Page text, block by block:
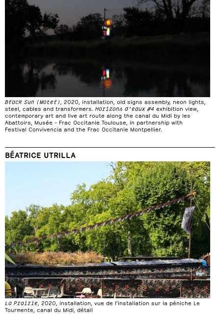
Black Sun (Motel) , 2020, installation, old signs assembly, neon lights,
steel, cables and transformers. Horizons d’eaux #4 exhibition view,
contemporary art and live art route along the canal du Midi by les
Abattoirs, Musée – Frac Occitanie Toulouse, in partnership with
Festival Convivencia and the Frac Occitanie Montpellier.
BÉATRICE UTRILLA
La Prairie, 2020, installation, vue de l’installation sur la péniche Le
Tourmente, canal du Midi, détail